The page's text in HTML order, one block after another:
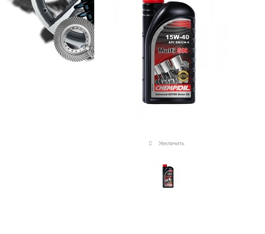
Увеличить